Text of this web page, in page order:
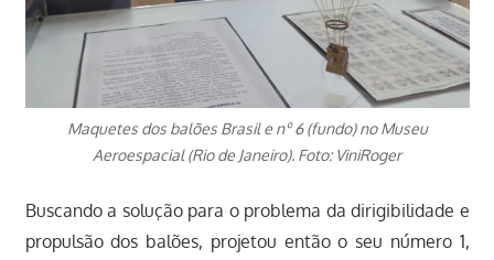
Maquetes dos balões Brasil e nº 6 (fundo) no Museu
Aeroespacial (Rio de Janeiro). Foto: ViniRoger
Buscando a solução para o problema da dirigibilidade e
propulsão dos balões, projetou então o seu número 1,